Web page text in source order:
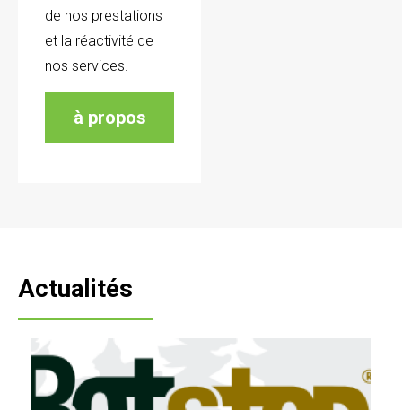
de nos prestations
et la réactivité de
nos services.
à propos
Actualités